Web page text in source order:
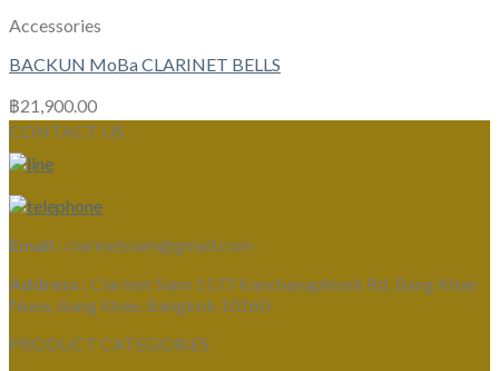
Accessories
BACKUN MoBa CLARINET BELLS
฿21,900.00
CONTACT US
Email : clarinetsiam@gmail.com
Address : Clarinet Siam 1177 Kanchanaphisek Rd, Bang Khae
Nuea, Bang Khae, Bangkok 10160
PRODUCT CATEGORIES